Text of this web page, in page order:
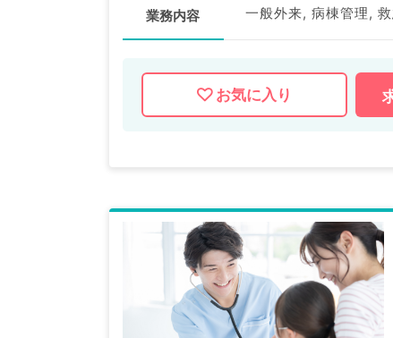
業務内容 一般外来, 病棟管理,
お気に入り